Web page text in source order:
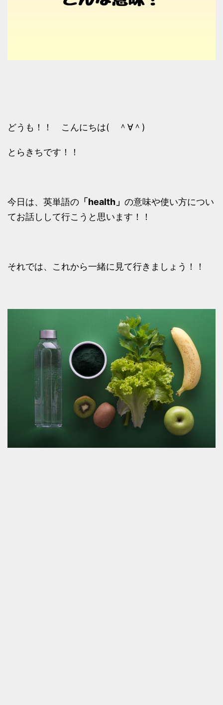
どうも！！ こんにちは( ＾∀＾)
とらきちです！！
今日は、英単語の 「health」 の意味や使い方につい
てお話しして行こうと思います！！
それでは、これから一緒に見て行きましょう！！